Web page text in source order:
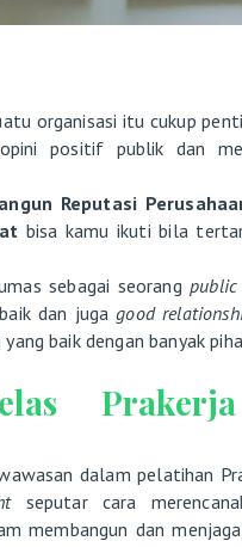
organisasi itu cukup
positif publik dan
Reputasi
bisa kamu ikuti bila
sebagai seorang
dan jugagood
baik dengan banyak
dalam pelatihan
seputar cara
membangun dan